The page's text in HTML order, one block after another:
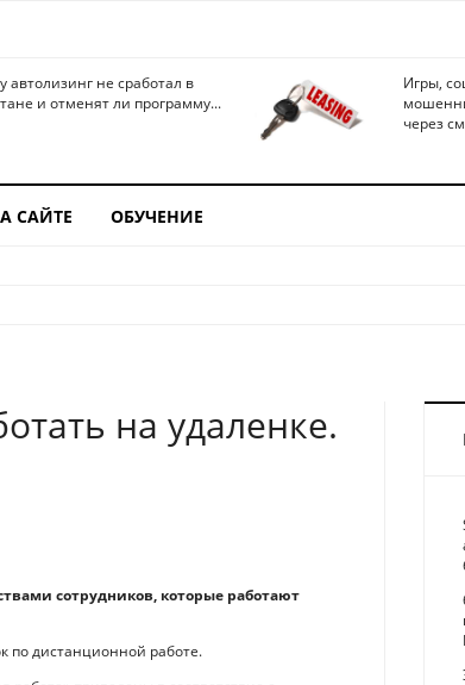
автолизинг не сработал в
и отменят ли программу...
Игры,
через
САЙТЕ ОБУЧЕНИЕ
на удаленке.
сотрудников, которые работают
по дистанционной работе.